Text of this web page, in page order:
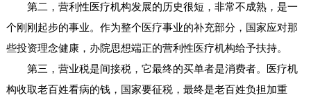
第二，营利性医疗机构发展的历史很短，非常不成熟，是一
个刚刚起步的事业。作为整个医疗事业的补充部分，国家应对那
些投资理念健康，办院思想端正的营利性医疗机构给予扶持。
第三，营业税是间接税，它最终的买单者是消费者。医疗机
构收取老百姓看病的钱，国家要征税，最终是老百姓负担加重